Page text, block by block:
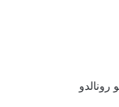
رونالدو